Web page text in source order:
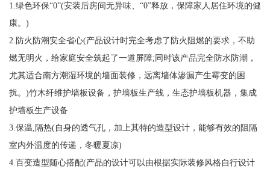
1.绿色环保“0”(安装后房间无异味、“0”释放，保障家人居住环境的健
康。)
2.防火防潮安全省心(产品设计时完全考虑了防火阻燃的要求，不助
燃无明火，给家庭安全筑起了一道屏障;同时该产品完全防水防潮，
尤其适合南方潮湿环境的墙面装修，远离墙体渗漏产生霉变的困
扰。)竹木纤维护墙板设备，护墙板生产线，生态护墙板机器，集成
护墙板生产设备
3.保温,隔热(自身的透气孔，加上其特的造型设计，能够有效的阻隔
室内外温度的传递，冬暖夏凉)
4.百变造型随心搭配(产品的设计可以由根据实际装修风格自行设计